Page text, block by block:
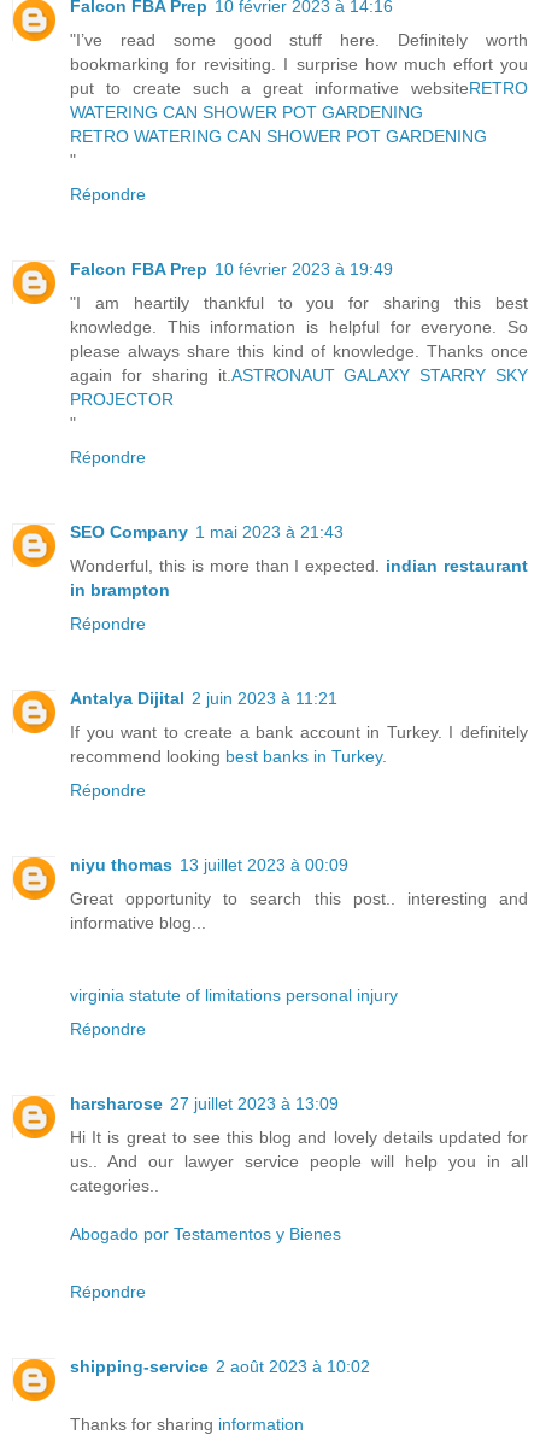
Falcon FBA Prep 10 février 2023 à 14:16
"I’ve read some good stuff here. Definitely worth
bookmarking for revisiting. I surprise how much effort you
put to create such a great informative websiteRETRO
WATERING CAN SHOWER POT GARDENING
RETRO WATERING CAN SHOWER POT GARDENING
"
Répondre
Falcon FBA Prep 10 février 2023 à 19:49
"I am heartily thankful to you for sharing this best
knowledge. This information is helpful for everyone. So
please always share this kind of knowledge. Thanks once
again for sharing it. ASTRONAUT GALAXY STARRY SKY
PROJECTOR
"
Répondre
SEO Company 1 mai 2023 à 21:43
Wonderful, this is more than I expected. indian restaurant
in brampton
Répondre
Antalya Dijital 2 juin 2023 à 11:21
If you want to create a bank account in Turkey. I definitely
recommend looking best banks in Turkey.
Répondre
niyu thomas 13 juillet 2023 à 00:09
Great opportunity to search this post.. interesting and
informative blog...
virginia statute of limitations personal injury
Répondre
harsharose 27 juillet 2023 à 13:09
Hi It is great to see this blog and lovely details updated for
us.. And our lawyer service people will help you in all
categories..
Abogado por Testamentos y Bienes
Répondre
shipping-service 2 août 2023 à 10:02
Thanks for sharing information